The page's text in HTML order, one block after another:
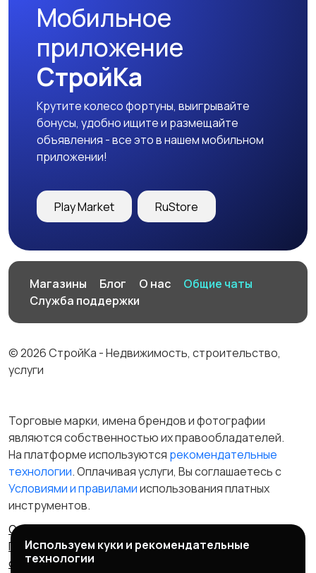
Мобильное
приложение
СтройКа
Крутите колесо фортуны, выигрывайте
бонусы, удобно ищите и размещайте
объявления - все это в нашем мобильном
приложении!
Play Market RuStore
Магазины Блог О нас
Общие чаты
Служба поддержки
© 2026 СтройКа - Недвижимость, строительство,
услуги
Торговые марки, имена брендов и фотографии
являются собственностью их правообладателей.
На платформе используются рекомендательные
технологии. Оплачивая услуги, Вы соглашаетесь c
Условиями и правиламииспользования платных
инструментов.
Отказ от ответственности
Правила сервиса
Политика конфиденциальности
Пользовательское
соглашение
Запрещенные товары/услуги
Используем куки и рекомендательные
технологии